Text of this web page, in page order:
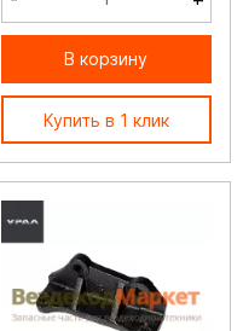
В корзину
Купить в 1 клик